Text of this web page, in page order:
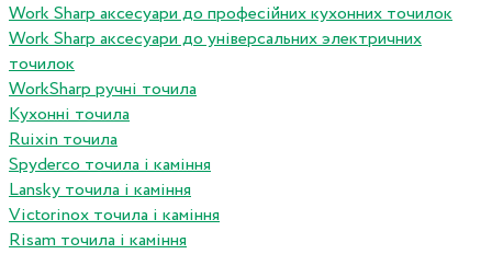
Work Sharp аксесуари до професiйних кухонних точилок
Work Sharp аксесуари до унiверсальних электричних
точилок
WorkSharp ручні точила
Кухонні точила
Ruixin точила
Spyderco точила і каміння
Lansky точила і каміння
Victorinox точила і каміння
Risam точила і каміння